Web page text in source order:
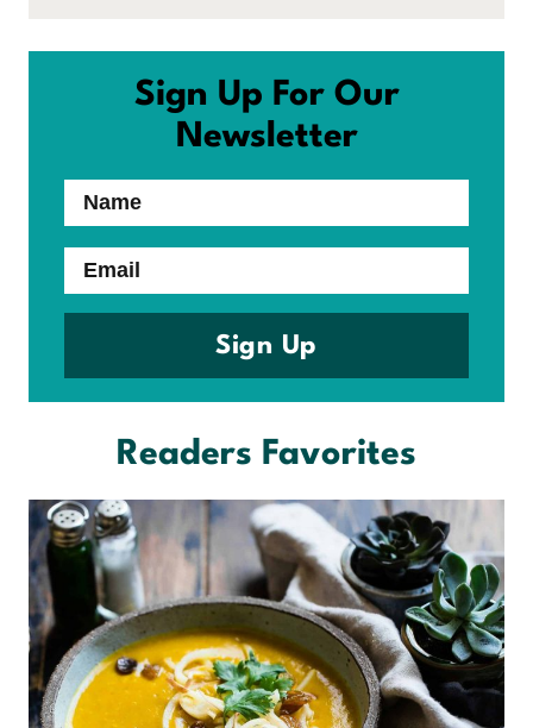
Sign Up For Our
Newsletter
Name
Email
Sign Up
Readers Favorites